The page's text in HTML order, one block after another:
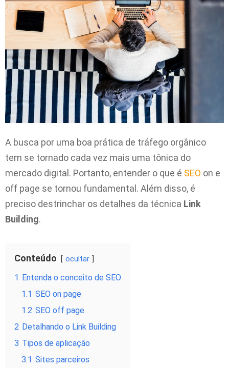
A busca por uma boa prática de tráfego orgânico
tem se tornado cada vez mais uma tônica do
mercado digital. Portanto, entender o que é SEO on e
off page se tornou fundamental. Além disso, é
preciso destrinchar os detalhes da técnica Link
Building.
Conteúdo ocultar
1 Entenda o conceito de SEO
1.1 SEO on page
1.2 SEO off page
2 Detalhando o Link Building
3 Tipos de aplicação
3.1 Sites parceiros